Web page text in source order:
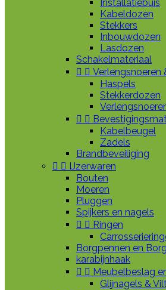
Installatiebuis
Kabeldozen
Stekkers
Inbouwdozen
Lasdozen
Schakelmateriaal
  Verlengsnoeren
Haspels
Stekkerdozen
 
Kabelbeugel
Zadels
Brandbeveiliging
  IJzerwaren
Bouten
Moeren
Pluggen
Spijkers en nagels
  Ringen
Borgpennen en
karabijnhaak
  Meubelbeslag
Glijnagels &